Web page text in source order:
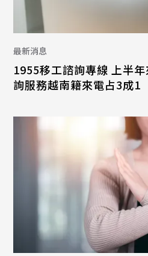
最新消息
1955移工諮詢專線 上半
詢服務越南籍來電占3成1